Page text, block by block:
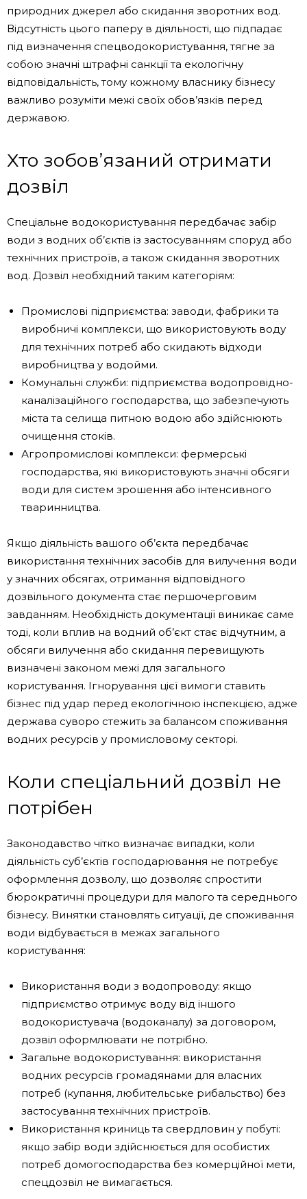
природних джерел або скидання зворотних вод.
Відсутність цього паперу в діяльності, що підпадає
під визначення спецводокористування, тягне за
собою значні штрафні санкції та екологічну
відповідальність, тому кожному власнику бізнесу
важливо розуміти межі своїх обов’язків перед
державою.
Хто зобов’язаний отримати
дозвіл
Спеціальне водокористування передбачає забір
води з водних об’єктів із застосуванням споруд або
технічних пристроїв, а також скидання зворотних
вод. Дозвіл необхідний таким категоріям:
Промислові підприємства: заводи, фабрики та
виробничі комплекси, що використовують воду
для технічних потреб або скидають відходи
виробництва у водойми.
Комунальні служби: підприємства водопровідно-
каналізаційного господарства, що забезпечують
міста та селища питною водою або здійснюють
очищення стоків.
Агропромислові комплекси: фермерські
господарства, які використовують значні обсяги
води для систем зрошення або інтенсивного
тваринництва.
Якщо діяльність вашого об’єкта передбачає
використання технічних засобів для вилучення води
у значних обсягах, отримання відповідного
дозвільного документа стає першочерговим
завданням. Необхідність документації виникає саме
тоді, коли вплив на водний об’єкт стає відчутним, а
обсяги вилучення або скидання перевищують
визначені законом межі для загального
користування. Ігнорування цієї вимоги ставить
бізнес під удар перед екологічною інспекцією, адже
держава суворо стежить за балансом споживання
водних ресурсів у промисловому секторі.
Коли спеціальний дозвіл не
потрібен
Законодавство чітко визначає випадки, коли
діяльність суб’єктів господарювання не потребує
оформлення дозволу, що дозволяє спростити
бюрократичні процедури для малого та середнього
бізнесу. Винятки становлять ситуації, де споживання
води відбувається в межах загального
користування:
Використання води з водопроводу: якщо
підприємство отримує воду від іншого
водокористувача (водоканалу) за договором,
дозвіл оформлювати не потрібно.
Загальне водокористування: використання
водних ресурсів громадянами для власних
потреб (купання, любительське рибальство) без
застосування технічних пристроїв.
Використання криниць та свердловин у побуті:
якщо забір води здійснюється для особистих
потреб домогосподарства без комерційної мети,
спецдозвіл не вимагається.